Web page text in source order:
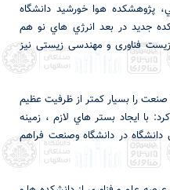
پژوهشکده هوا خورشید دانشگاه
جديد در بعد انرژي هاي نو هم
فناوری و مهندسی زیستی نیز
را بسيار كمتر از ظرفيت عظيم
با ايجاد بستر هاي لازم ، زمينه
دانشگاه در دانشگاه وصنعت فراهم